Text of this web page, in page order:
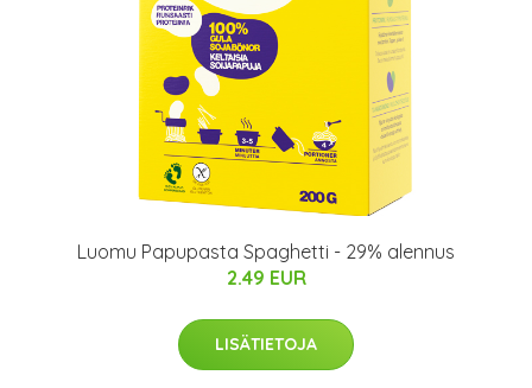
Luomu Papupasta Spaghetti - 29% alennus
2.49 EUR
LISÄTIETOJA